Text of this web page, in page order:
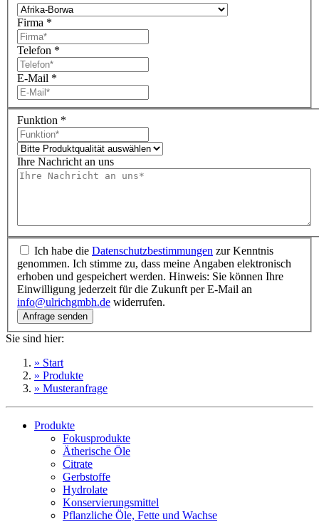
Firma *
Telefon *
E-Mail *
Funktion *
Ihre Nachricht an uns
Ich habe die Datenschutz­bestimmungen zur Kenntnis
genommen. Ich stimme zu, dass meine Angaben elektronisch
erhoben und gespeichert werden. Hinweis: Sie können Ihre
Einwilligung jederzeit für die Zukunft per E-Mail an
info@ulrichgmbh.de widerrufen.
Sie sind hier:
» Start
» Produkte
» Musteranfrage
Produkte
Fokusprodukte
Ätherische Öle
Citrate
Gerbstoffe
Hydrolate
Konservierungsmittel
Pflanzliche Öle, Fette und Wachse